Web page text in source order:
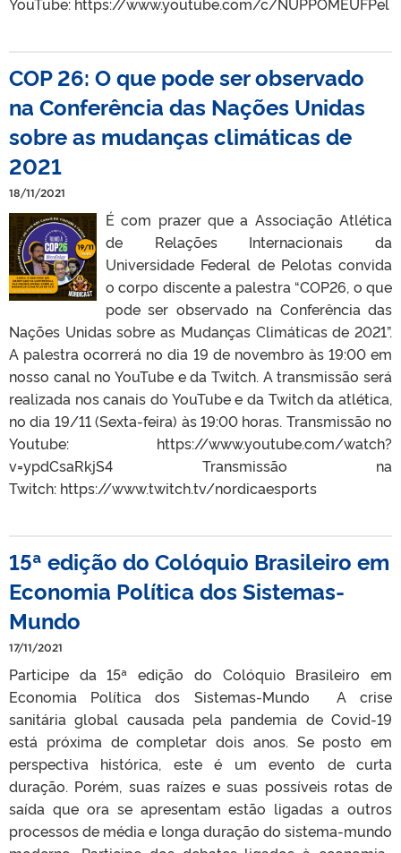
COP 26: O que pode ser observado
na Conferência das Nações Unidas
sobre as mudanças climáticas de
2021
18/11/2021
É com prazer que a Associação Atlética
de Relações Internacionais da
Universidade Federal de Pelotas convida
o corpo discente a palestra “COP26, o que
pode ser observado na Conferência das
Nações Unidas sobre as Mudanças Climáticas de 2021”.
A palestra ocorrerá no dia 19 de novembro às 19:00 em
nosso canal no YouTube e da Twitch. A transmissão será
realizada nos canais do YouTube e da Twitch da atlética,
no dia 19/11 (Sexta-feira) às 19:00 horas. Transmissão no
Youtube: https://www.youtube.com/watch?
v=ypdCsaRkjS4 Transmissão na
Twitch: https://www.twitch.tv/nordicaesports
15ª edição do Colóquio Brasileiro em
Economia Política dos Sistemas-
Mundo
17/11/2021
Participe da 15ª edição do Colóquio Brasileiro em
Economia Política dos Sistemas-Mundo A crise
sanitária global causada pela pandemia de Covid-19
está próxima de completar dois anos. Se posto em
perspectiva histórica, este é um evento de curta
duração. Porém, suas raízes e suas possíveis rotas de
saída que ora se apresentam estão ligadas a outros
processos de média e longa duração do sistema-mundo